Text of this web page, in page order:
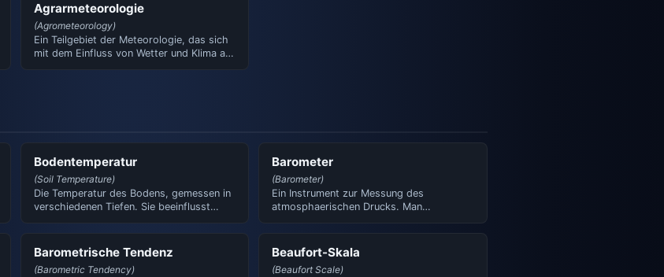
Agrarmeteorologie
(Agrometeorology)
Ein Teilgebiet der Meteorologie, das sich
mit dem Einfluss von Wetter und Klima auf
Bodentemperatur
(Soil Temperature)
Die Temperatur des Bodens, gemessen in
verschiedenen Tiefen. Sie beeinflusst
Barometer
(Barometer)
Ein Instrument zur Messung des
atmosphaerischen Drucks. Man
Barometrische Tendenz
(Barometric Tendency)
Beaufort-Skala
(Beaufort Scale)